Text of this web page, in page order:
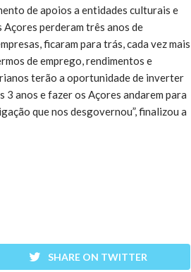
de apoios a entidades culturais e
perderam três anos de
ficaram para trás, cada vez mais
de emprego, rendimentos e
terão a oportunidade de inverter
anos e fazer os Açores andarem para
que nos desgovernou”, finalizou a
SHARE ON TWITTER